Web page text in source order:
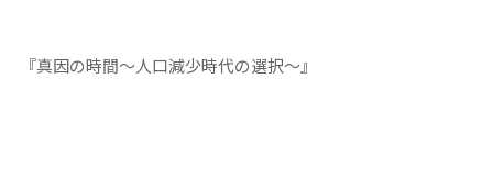
『真因の時間～人口減少時代の選択～』